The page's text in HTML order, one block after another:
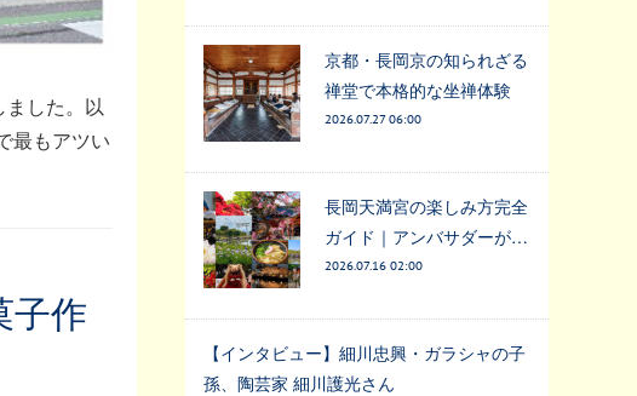
した。以
最もアツい
子作
京都・長岡京の知られざる
禅堂で本格的な坐禅体験
2026.07.27 06:00
長岡天満宮の楽しみ方完全
ガイド｜アンバサダーが…
2026.07.16 02:00
【インタビュー】細川忠興・ガラシャの子
孫、陶芸家 細川護光さん